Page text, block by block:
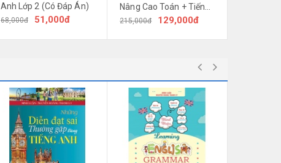
Anh Lớp 2 (Có Đáp Án)
68,000đ 51,000đ
Nâng Cao Toán + Tiếng
Việt Lớp 2 (Dùng Chung
215,000đ 129,000đ